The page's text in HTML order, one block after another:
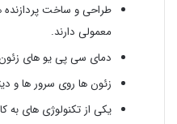
طراحی و ساخت پردازنده
معمولی دارند.
دمای سی پی یو های زئون
زئون ها روی سرور ها و
یکی از تکنولوژی های به